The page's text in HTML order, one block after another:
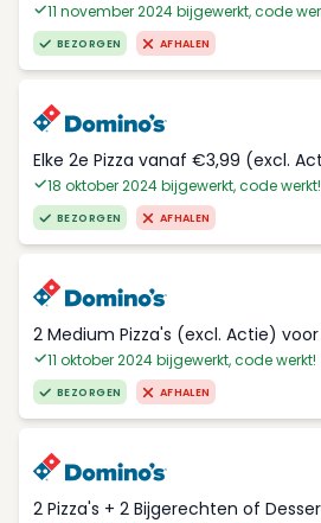
11 november 2024 bijgewerkt, code
BEZORGEN AFHALEN
Elke 2e Pizza vanaf €3,99 (excl.
18 oktober 2024 bijgewerkt, code werkt!
BEZORGEN AFHALEN
2 Medium Pizza's (excl. Actie) voor
11 oktober 2024 bijgewerkt, code werkt!
BEZORGEN AFHALEN
2 Pizza's + 2 Bijgerechten of